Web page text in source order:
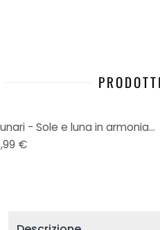
Stampa su vetro acrilico Cicli lunari - Sole e luna in armonia - KsanaKalpa
€